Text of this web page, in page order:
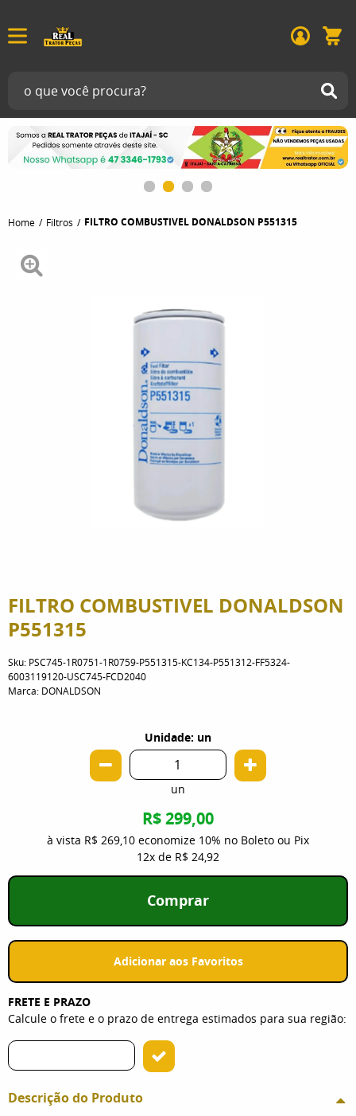
Home Filtros FILTRO COMBUSTIVEL DONALDSON P551315
FILTRO COMBUSTIVEL DONALDSON
P551315
Sku: PSC745-1R0751-1R0759-P551315-KC134-P551312-FF5324-
6003119120-USC745-FCD2040
Marca: DONALDSON
Unidade: un
un
R$ 299,00
à vista R$ 269,10 economize 10% no Boleto ou Pix
12x de R$ 24,92
Comprar
Adicionar aos Favoritos
FRETE E PRAZO
Calcule o frete e o prazo de entrega estimados para sua região:
Descrição do Produto